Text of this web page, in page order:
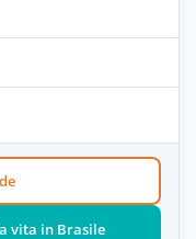
vita in Brasile